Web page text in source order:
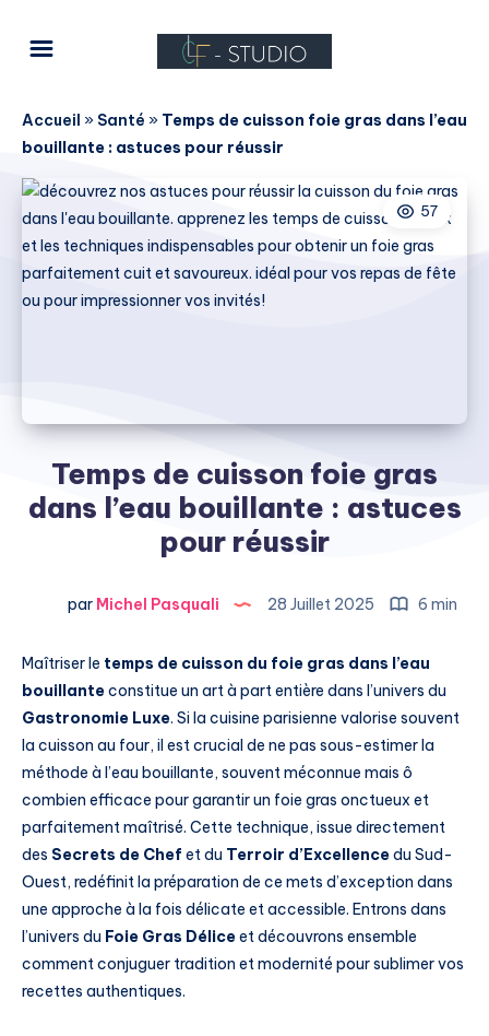
Accueil » Santé » Temps de cuisson foie gras dans l’eau
bouillante : astuces pour réussir
57
Temps de cuisson foie gras
dans l’eau bouillante : astuces
pour réussir
par Michel Pasquali 28 Juillet 2025 6 min
Maîtriser le temps de cuisson du foie gras dans l’eau
bouillanteconstitue un art à part entière dans l’univers du
Gastronomie Luxe. Si la cuisine parisienne valorise souvent
la cuisson au four, il est crucial de ne pas sous-estimer la
méthode à l’eau bouillante, souvent méconnue mais ô
combien efficace pour garantir un foie gras onctueux et
parfaitement maîtrisé. Cette technique, issue directement
des Secrets de Chef et du Terroir d’Excellencedu Sud-
Ouest, redéfinit la préparation de ce mets d’exception dans
une approche à la fois délicate et accessible. Entrons dans
l’univers du Foie Gras Déliceet découvrons ensemble
comment conjuguer tradition et modernité pour sublimer vos
recettes authentiques.